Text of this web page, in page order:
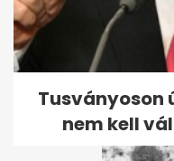
Kern
Tusványoson
nem kell